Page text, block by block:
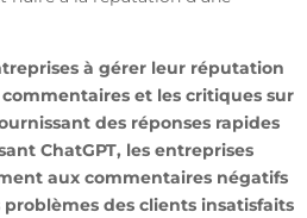
à gérer leur réputation
et les critiques sur
des réponses rapides
ChatGPT, les entreprises
aux commentaires négatifs
des clients insatisfaits